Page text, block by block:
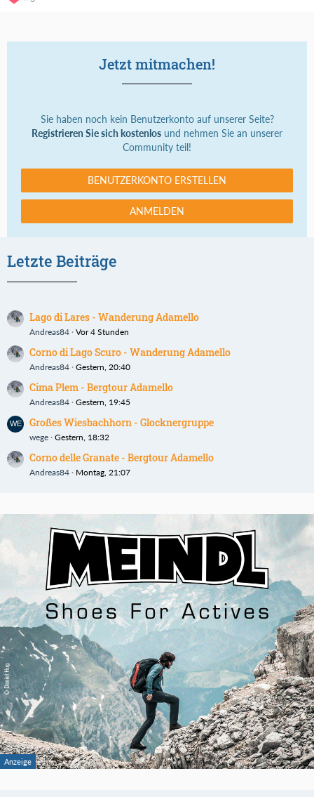
Jetzt mitmachen!
Sie haben noch kein Benutzerkonto auf unserer Seite?
Registrieren Sie sich kostenlos und nehmen Sie an unserer
Community teil!
BENUTZERKONTO ERSTELLEN
ANMELDEN
Letzte Beiträge
Lago di Lares - Wanderung Adamello
Andreas84 Vor 4 Stunden
Corno di Lago Scuro - Wanderung Adamello
Andreas84 Gestern, 20:40
Cima Plem - Bergtour Adamello
Andreas84 Gestern, 19:45
Großes Wiesbachhorn - Glocknergruppe
wege Gestern, 18:32
Corno delle Granate - Bergtour Adamello
Andreas84 Montag, 21:07